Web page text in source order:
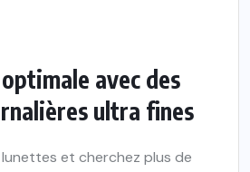
avec des
ultra fines
et cherchez plus de